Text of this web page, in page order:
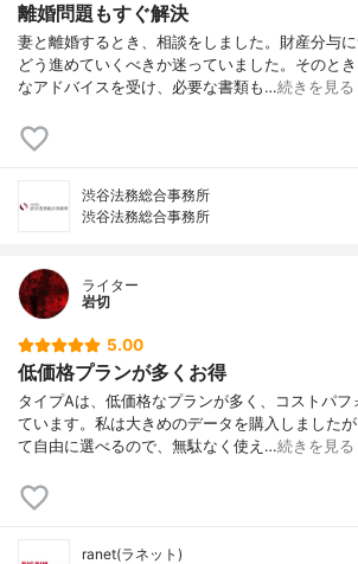
離婚問題もすぐ解決
妻と離婚するとき、相談をしました。財産分与に
どう進めていくべきか迷っていました。そのと
なアドバイスを受け、必要な書類も…続きを見る
渋谷法務総合事務所
渋谷法務総合事務所
ライター
岩切
5.00
低価格プランが多くお得
タイプAは、低価格なプランが多く、コストパ
ています。私は大きめのデータを購入しました
て自由に選べるので、無駄なく使え…続きを見る
ranet(ラネット)